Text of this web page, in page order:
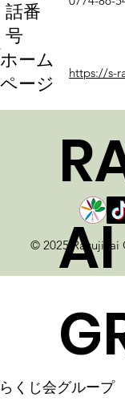
話番
号
ホーム
ページ
https://s-
© 2025 Rakujikai
AI
らくじ会グルー